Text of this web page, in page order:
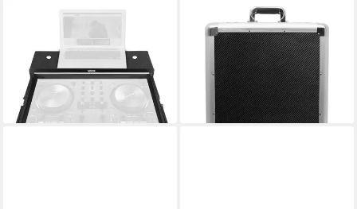
Traktor Kontrol S2 MK3 Black
Plus (U91062BL)
214,92 €
lieferbar - in 4-5 Werktagen bei dir
Koffer, Ultimate Pick Foam
Carbon Flight Case Multi
Format M (U93021SL) - DJ
128,52 €
lieferbar - in 4-5 Werktagen bei dir